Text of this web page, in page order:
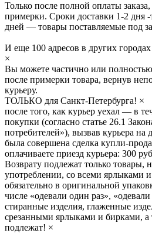
Только после полной оплаты
примерки. Сроки доставки 1-2 дня
дней — товары поставляемые под
И еще 100 адресов в других
×
Вы можете частично или полностью
после примерки товара, вернув
курьеру.
ТОЛЬКО для Санкт-Петербурга! ×
после того, как курьер уехал — в
покупки (согласно статье 26.1
потребителей»), вызвав курьера на
была совершена сделка купли-
оплачиваете приезд курьера:
Возврату подлежат только товары,
употреблении, со всеми ярлыками
обязательно в оригинальной
числе «одевали один раз», «одевали
стиранные изделия, глаженные
срезанными ярлыками и бирками, а
подлежат! ×